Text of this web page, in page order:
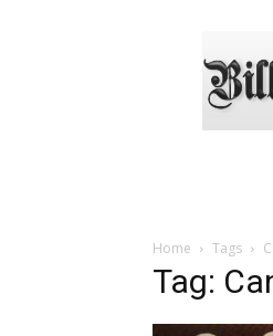
Home Tags
Tag: